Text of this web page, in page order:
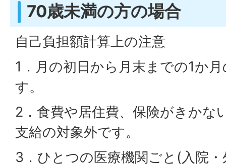
70歳未満の方の場合
自己負担額計算上の注意
1．月の初日から月末までの1か
す。
2．食費や居住費、保険がきかな
支給の対象外です。
3．ひとつの医療機関ごと(入院